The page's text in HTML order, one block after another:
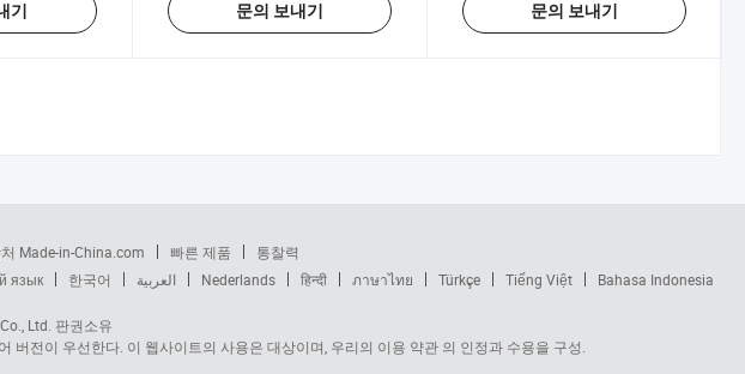
기 문의 보내기 문의 보내기
Made-in-China.com 빠른 제품
통찰력
язык 한국어 العربية Nederlands हिन्दी ภาษาไทย Türkçe Tiếng Việt Bahasa Indonesia
Ltd. 판권소유
전이 우선한다. 이 웹사이트의 사용은 대상이며, 우리의 이용 약관 의 인정과 수용을 구성.